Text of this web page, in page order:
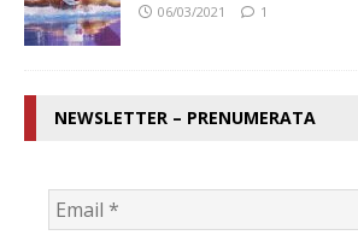
06/03/2021 1
NEWSLETTER – PRENUMERATA